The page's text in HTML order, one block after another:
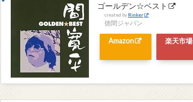
ゴールデン☆ベスト
created by Rinker
徳間ジャパン
Amazon 楽天市場